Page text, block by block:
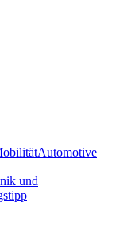
Automotive
und